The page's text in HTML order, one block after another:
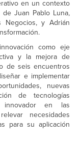
en un contexto
Juan Pablo Luna,
Negocios, y Adrián
como eje
y la mejora de
de seis encuentros
e implementar
nuevas
de tecnologías
en las
necesidades
para su aplicación